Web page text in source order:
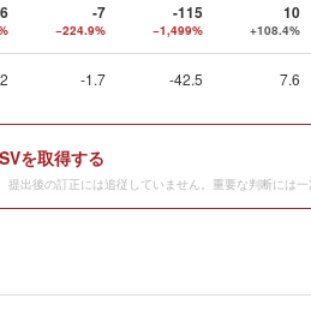
6 -7
−224.9%
-115
−1,499%
10
+108.4%
-1.7 -42.5 7.6
を取得する
出後の訂正には追従していません。重要な判断には一